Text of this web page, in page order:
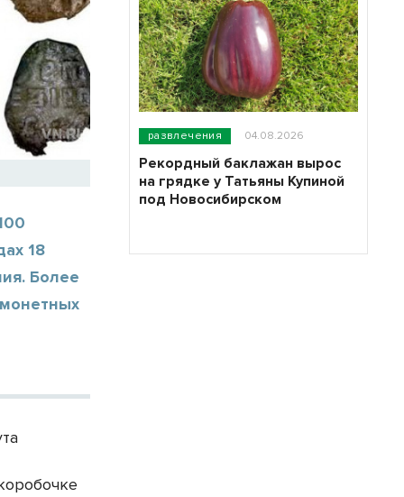
18
Более
развлечения 04.08.2026
Рекордный баклажан вырос
на грядке у Татьяны Купиной
под Новосибирском